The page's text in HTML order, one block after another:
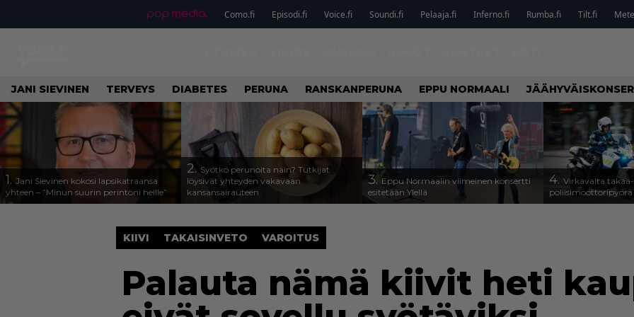
Como.fi Episodi.fi Voice.fi Soundi.fi Pelaaja.fi Inferno.fi Rumba.fi Tilt.fi
JANI SIEVINEN TERVEYS DIABETES PERUNA RANSKANPERUNA EPPU NORMAALI
1. Jani Sievinen kokosi lapsikatraansa
yhteen – ”Minun suurin perintöni heille”
2. Syötkö perunoita näin? Tutkijat
löysivät yhteyden vakavaan
kansansairauteen
3. Eppu Normaalin viimeinen konsertti
esitetään Ylellä
4. Virkavalta
poliisimoottoripyörä
KIIVI TAKAISINVETO VAROITUS
Palauta nämä kiivit heti